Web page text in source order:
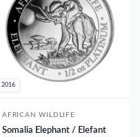
2016
AFRICAN WILDLIFE
Somalia Elephant / Elefant